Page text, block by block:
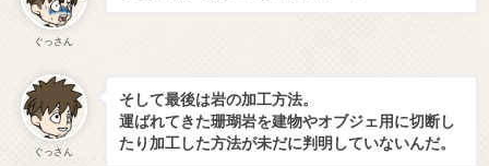
ぐっさん
ぐっさん
そして最後は岩の加工方法。
運ばれてきた珊瑚岩を建物やオブジェ用に切断し
たり加工した方法が未だに判明していないんだ。